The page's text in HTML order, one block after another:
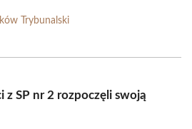
Trybunalski
z SP nr 2 rozpoczęli swoją